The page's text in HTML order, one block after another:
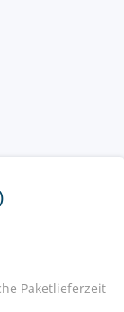
Paketlieferzeit